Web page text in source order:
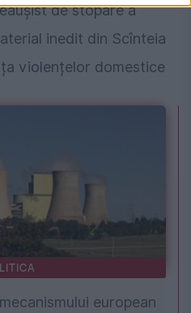
de stopare a
inedit din Scînteia
violențelor domestice
european